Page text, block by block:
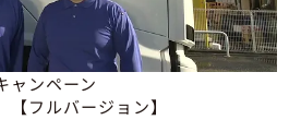
ャンペーン
【フルバージョン】